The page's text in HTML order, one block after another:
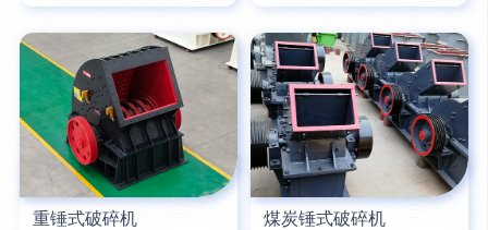
重锤式破碎机 煤炭锤式破碎机